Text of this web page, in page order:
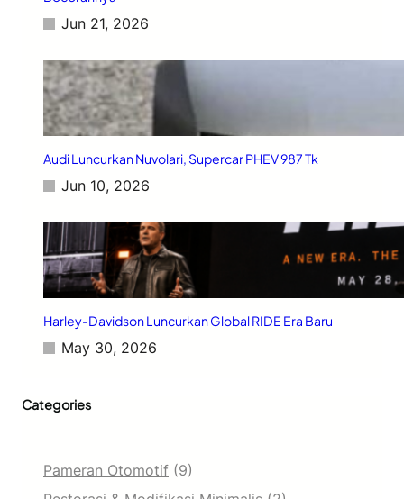
Jun 21, 2026
Audi Luncurkan Nuvolari, Supercar PHEV 987 Tk
Jun 10, 2026
Harley-Davidson Luncurkan Global RIDE Era Baru
May 30, 2026
Categories
Pameran Otomotif (9)